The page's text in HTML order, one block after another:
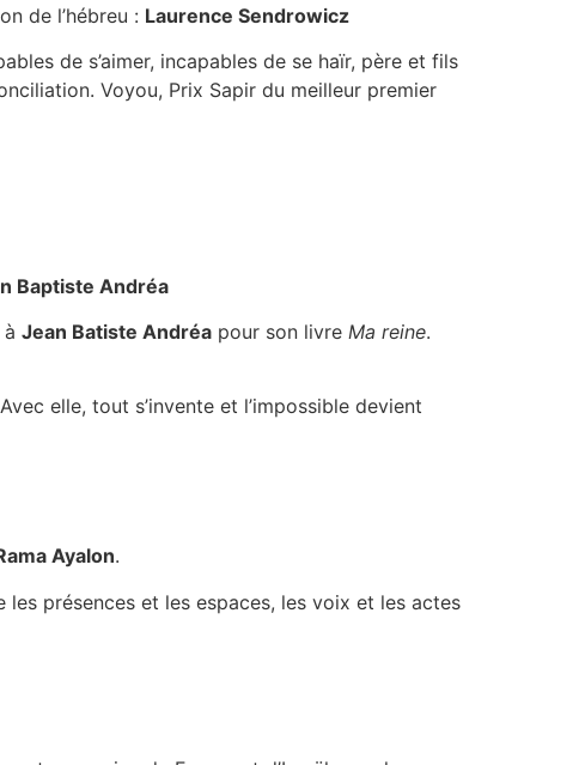
de l’hébreu : Laurence Sendrowicz
de s’aimer, incapables de se haïr, père et fils
Voyou, Prix Sapir du meilleur premier
Baptiste Andréa
Jean Batiste Andréa pour son livre Ma reine.
elle, tout s’invente et l’impossible devient
Ayalon.
les présences et les espaces, les voix et les actes